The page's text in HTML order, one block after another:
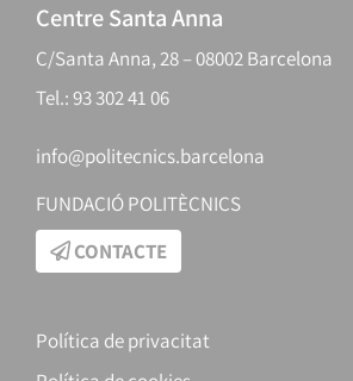
Centre Santa Anna
C/Santa Anna, 28 – 08002 Barcelona
Tel.: 93 302 41 06
info@politecnics.barcelona
FUNDACIÓ POLITÈCNICS
CONTACTE
Política de privacitat